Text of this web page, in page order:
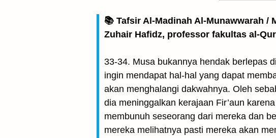
📚 Tafsir Al-Madinah Al-Munawwarah /
Zuhair Hafidz, professor fakultas al-
33-34. Musa bukannya hendak berlepas
ingin mendapat hal-hal yang dapat
akan menghalangi dakwahnya. Oleh
dia meninggalkan kerajaan Fir’aun
membunuh seseorang dari mereka dan
mereka melihatnya pasti mereka akan